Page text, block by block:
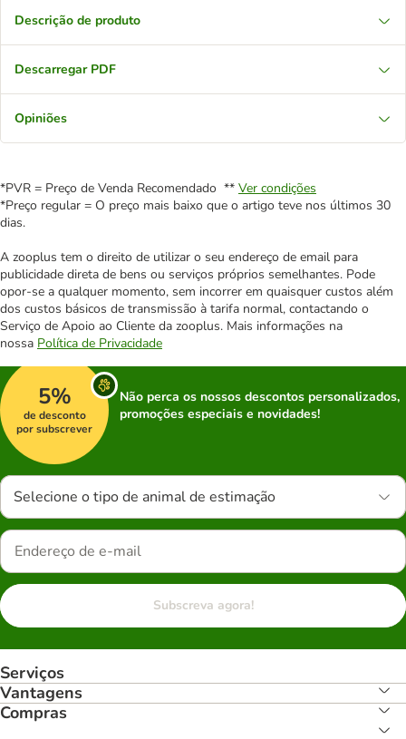
Descrição de produto
Descarregar PDF
Opiniões
*PVR = Preço de Venda Recomendado ** Ver condições
*Preço regular = O preço mais baixo que o artigo teve nos últimos 30
dias.
A zooplus tem o direito de utilizar o seu endereço de email para
publicidade direta de bens ou serviços próprios semelhantes. Pode
opor-se a qualquer momento, sem incorrer em quaisquer custos além
dos custos básicos de transmissão à tarifa normal, contactando o
Serviço de Apoio ao Cliente da zooplus. Mais informações na
nossa Política de Privacidade
5%
de desconto
por subscrever
Não perca os nossos descontos personalizados,
promoções especiais e novidades!
Selecione o tipo de animal de estimação
Subscreva agora!
Serviços
Vantagens
Compras